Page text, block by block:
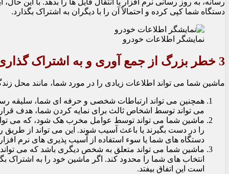
دستگاه شما کپی کرده و احتمالاً آن را با دیگران به اشتراک بگذارد.
نمایشگر اطلاعات خودرو
3 خطر بزرگ از جمع آوری و به اشتراک گذاری داده های ماشین شما
ماشین شما می تواند اطلاعات زیادی را در مورد شما، مانند محل
همچنین می تواند ارتباطات شخصی و حرفه ای شما، سلیقه
می تواند توسط اشخاص ثالث برای نمایه کردن شما، هدف قرار
ماشین شما می تواند توسط عوامل مخرب هک شود، که می
را در دست بگیرند یا باعث آسیب شوند. این می تواند از
دستگاه های شما یا سوء استفاده از آسیب پذیری های نرم افزار
ماشین شما می تواند متعلق به شخص دیگری باشد که می تواند
انتخاب های شما را محدود کند. اگر ماشین خود را به اشتراک
است این اتفاق بیفتد.